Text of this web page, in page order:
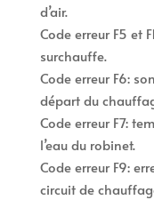
d’air.
Code erreur F5 et
surchauffe.
Code erreur F6:
départ du
Code erreur F7:
l’eau du robinet.
Code erreur F9:
circuit de